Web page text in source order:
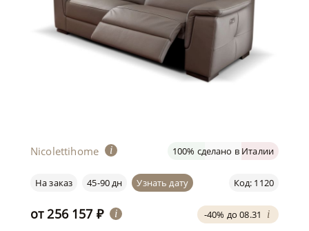
Nicolettihome i 100% сделано в Италии
Код: 1120
На заказ 45-90 дн Узнать дату
-40% до 08.31 i
от256 157 ₽ i